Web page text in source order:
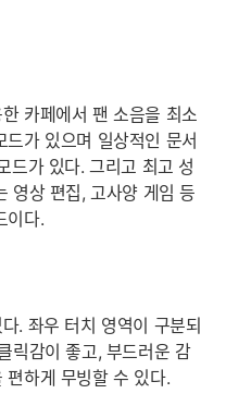
카페에서 팬 소음을 최소
가 있으며 일상적인 문서
드가 있다. 그리고 최고 성
영상 편집, 고사양 게임 등
이다.
. 좌우 터치 영역이 구분되
릭감이 좋고, 부드러운 감
편하게 무빙할 수 있다.